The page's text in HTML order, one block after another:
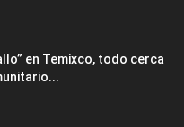
en Temixco, todo cerca